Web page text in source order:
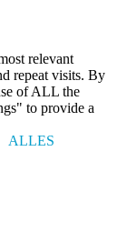
relevant
repeat visits. By
of ALL the
to provide a
ALLES